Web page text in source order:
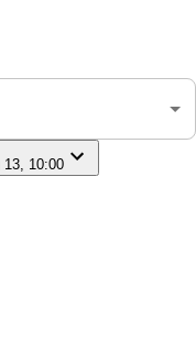
13, 10:00